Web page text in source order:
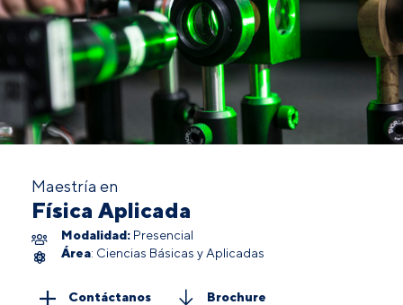
Maestría en
Física Aplicada
Modalidad: Presencial
Área: Ciencias Básicas y Aplicadas
Contáctanos Brochure